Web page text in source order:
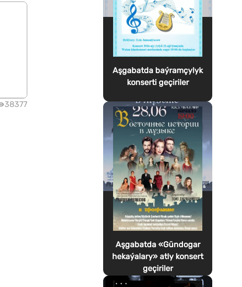
38377
Aşgabatda baýramçylyk
konserti geçiriler
Aşgabatda «Gündogar
hekaýalary» atly konsert
geçiriler